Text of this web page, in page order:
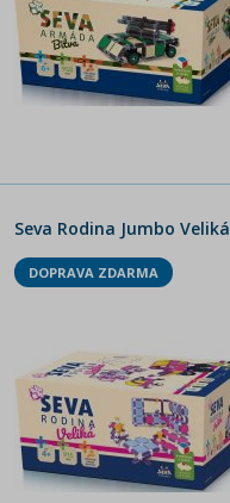
Seva Rodina Jumbo Veliká
DOPRAVA ZDARMA